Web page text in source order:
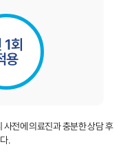
사전에 의료진과 충분한 상담 후